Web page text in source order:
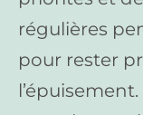
régulières
pour rester